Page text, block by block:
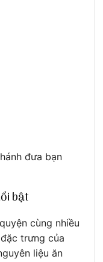
đưa bạn
bật
cùng nhiều
trưng của
liệu ăn